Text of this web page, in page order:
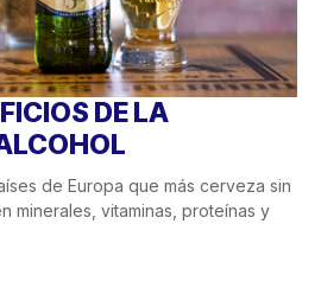
DE LA
de Europa que más cerveza sin
minerales, vitaminas, proteínas y